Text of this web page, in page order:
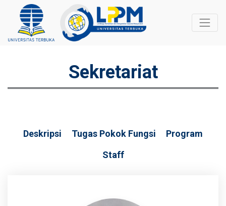
Sekretariat
Deskripsi Tugas Pokok Fungsi
Program
Staff